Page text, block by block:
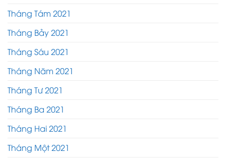
Tháng Tám 2021
Tháng Bảy 2021
Tháng Sáu 2021
Tháng Năm 2021
Tháng Tư 2021
Tháng Ba 2021
Tháng Hai 2021
Tháng Một 2021